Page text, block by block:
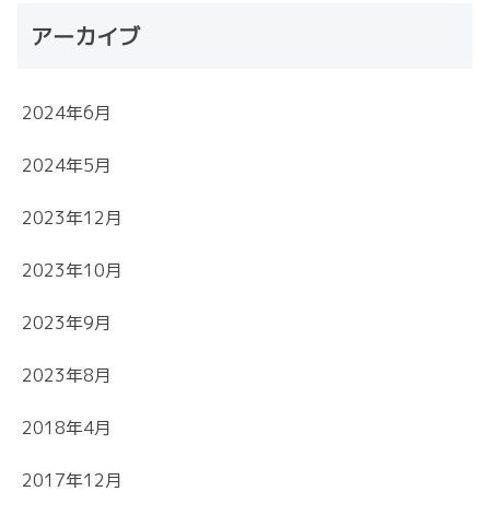
アーカイブ
2024年6月
2024年5月
2023年12月
2023年10月
2023年9月
2023年8月
2018年4月
2017年12月